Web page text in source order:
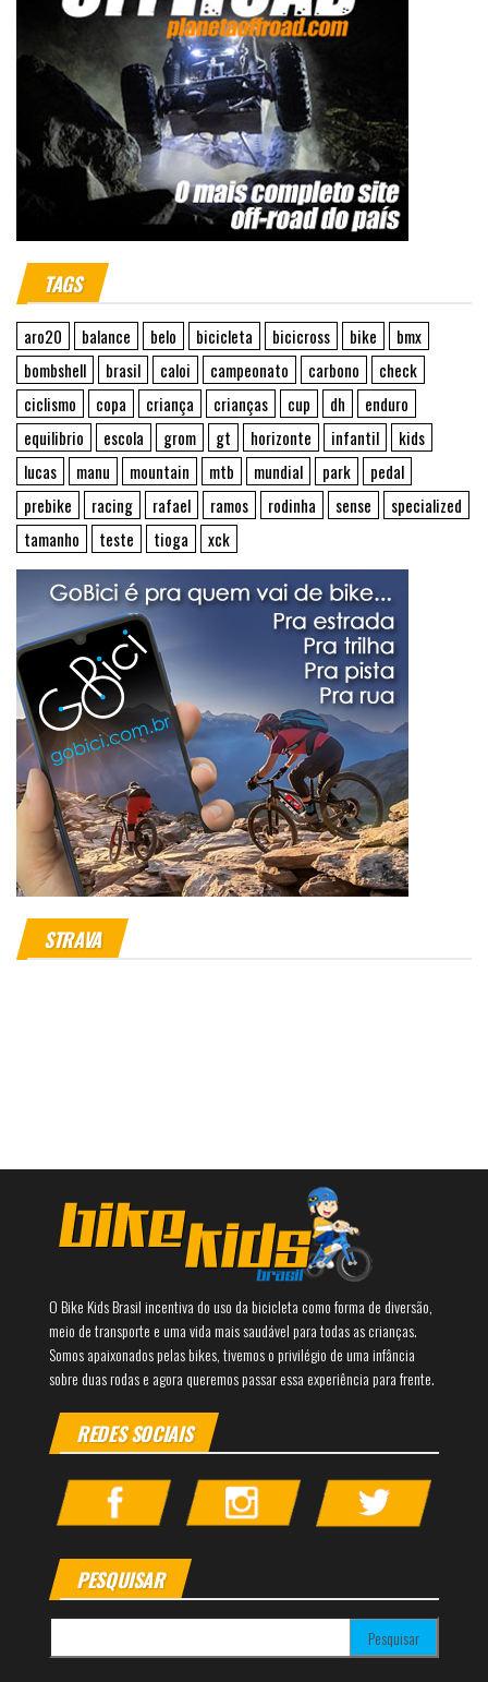
TAGS
aro20 balance belo bicicleta bicicross bike
bmx
bombshell
brasil caloi campeonato carbono
check
ciclismo
copa criança crianças cup dh
enduro
equilibrio
escola grom gt horizonte infantil
kids
lucas
manu mountain mtb mundial park
pedal
prebike
racing rafael ramos rodinha sense
specialized
tamanho
teste tioga xck
STRAVA
O Bike Kids Brasil incentiva do uso da bicicleta como forma de diversão,
meio de transporte e uma vida mais saudável para todas as crianças.
Somos apaixonados pelas bikes, tivemos o privilégio de uma infância
sobre duas rodas e agora queremos passar essa experiência para frente.
REDES SOCIAIS
PESQUISAR